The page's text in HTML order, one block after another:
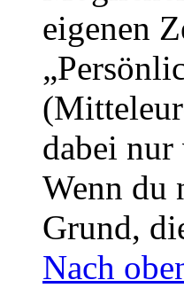
eigenen
dabei nur
Wenn du
Grund,
Nach